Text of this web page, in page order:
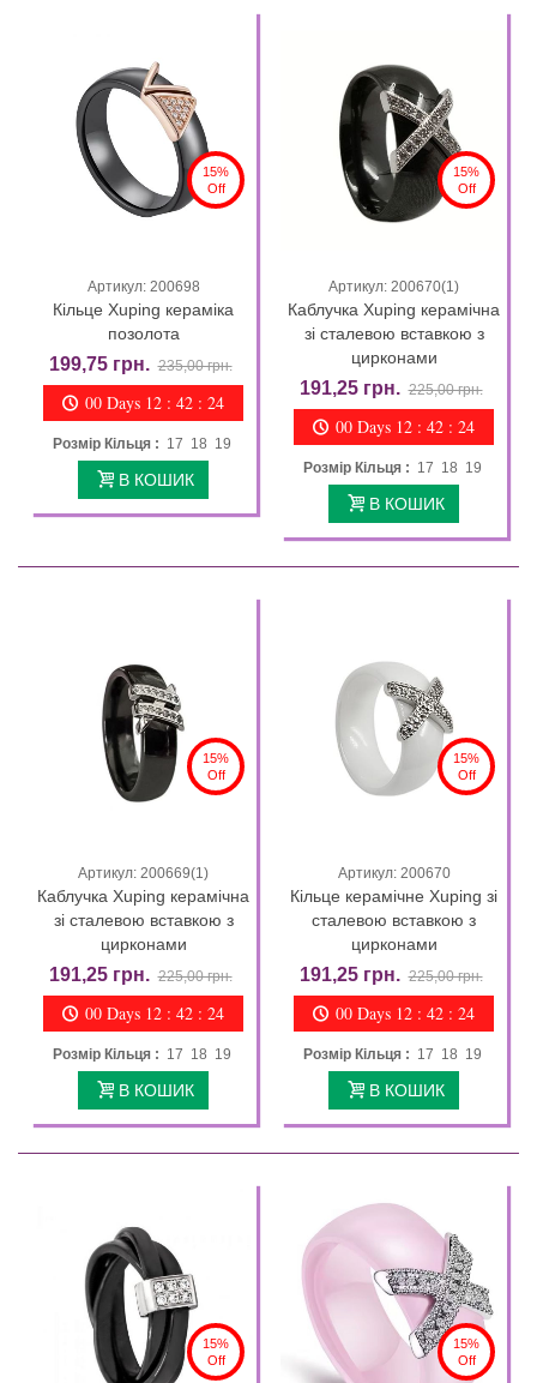
15%
Off
Артикул: 200698
Кільце Xuping кераміка
позолота
199,75 грн. 235,00 грн.
00 Days 12 : 42 : 23
Розмір Кільця : 17 18 19
В КОШИК
15%
Off
Артикул: 200670(1)
Каблучка Xuping керамічна
зі сталевою вставкою з
цирконами
191,25 грн. 225,00 грн.
00 Days 12 : 42 : 23
Розмір Кільця : 17 18 19
В КОШИК
15%
Off
Артикул: 200669(1)
Каблучка Xuping керамічна
зі сталевою вставкою з
цирконами
191,25 грн. 225,00 грн.
00 Days 12 : 42 : 23
Розмір Кільця : 17 18 19
В КОШИК
15%
Off
Артикул: 200670
Кільце керамічне Xuping зі
сталевою вставкою з
цирконами
191,25 грн. 225,00 грн.
00 Days 12 : 42 : 23
Розмір Кільця : 17 18 19
В КОШИК
15%
Off
15%
Off